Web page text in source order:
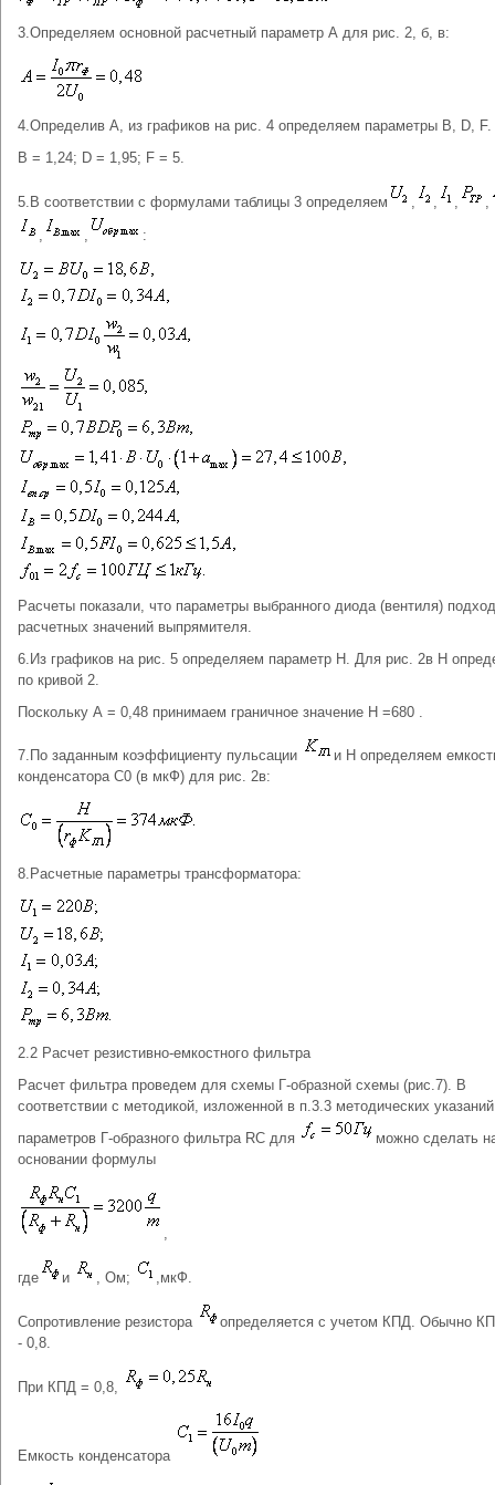
3.Определяем основной расчетный параметр А для рис. 2, б, в:
4.Определив А, из графиков на рис. 4 определяем параметры В, D, F.
В = 1,24; D = 1,95; F = 5.
5.В соответствии с формулами таблицы 3 определяем , , ,
,
,
, :
Расчеты показали, что параметры выбранного диода (вентиля)
расчетных значений выпрямителя.
6.Из графиков на рис. 5 определяем параметр Н. Для рис. 2в Н
по кривой 2.
Поскольку А = 0,48 принимаем граничное значение Н =680 .
7.По заданным коэффициенту пульсации
и Н определяем
конденсатора С0 (в мкФ) для рис. 2в:
8.Расчетные параметры трансформатора:
2.2 Расчет резистивно-емкостного фильтра
Расчет фильтра проведем для схемы Г-образной схемы (рис.7). В
соответствии с методикой, изложенной в п.3.3 методических
параметров Г-образного фильтра RC для
можно сделать
основании формулы
,
где и , Ом; ,мкФ.
Сопротивление резистора
определяется с учетом КПД. Обычно
- 0,8.
При КПД = 0,8,
Емкость конденсатора